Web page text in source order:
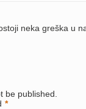
neka greška u
be published.
*